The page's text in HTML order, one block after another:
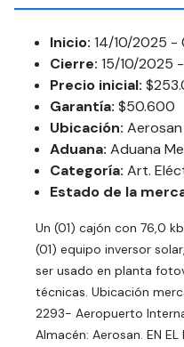
Inicio: 14/10/2025 -
Cierre: 15/10/2025
Precio inicial:
Garantía: $50.600
Ubicación: Aerosan
Aduana: Aduana
Categoría: Art.
Estado de la
Un (01) cajón con 76,0
(01) equipo inversor
ser usado en planta
técnicas. Ubicación
2293- Aeropuerto
Almacén: Aerosan. EN EL